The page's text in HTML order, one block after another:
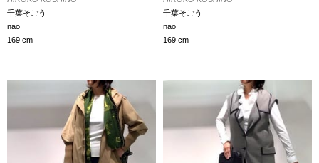
千葉そごう
nao
169 cm
千葉そごう
nao
169 cm